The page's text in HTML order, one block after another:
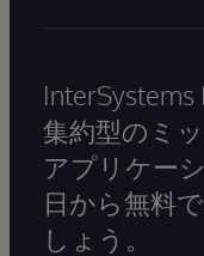
集約型のミ
アプリケー
日から無料
しょう。